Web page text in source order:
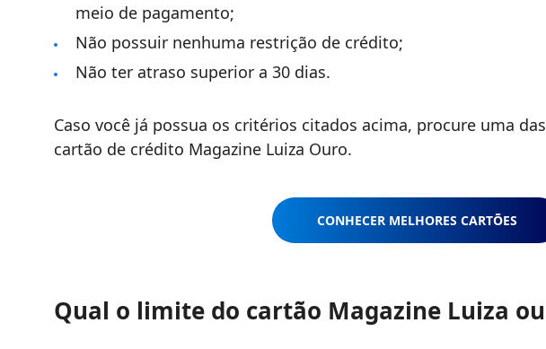
meio de pagamento;
Não possuir nenhuma restrição de crédito;
Não ter atraso superior a 30 dias.
Caso você já possua os critérios citados acima, procure uma
cartão de crédito Magazine Luiza Ouro.
CONHECER MELHORES CARTÕES
Qual o limite do cartão Magazine Luiza